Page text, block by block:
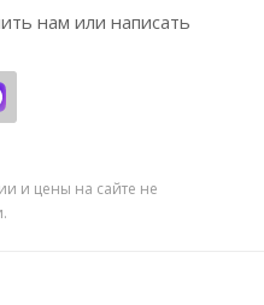
нам или написать
и цены на сайте не